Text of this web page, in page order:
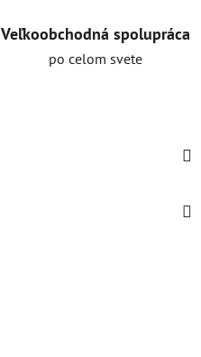
Veľkoobchodná spolupráca
po celom svete